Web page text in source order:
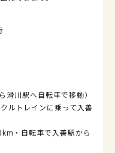
駅へ自転車で移動）
ルトレインに乗って入善
・自転車で入善駅から